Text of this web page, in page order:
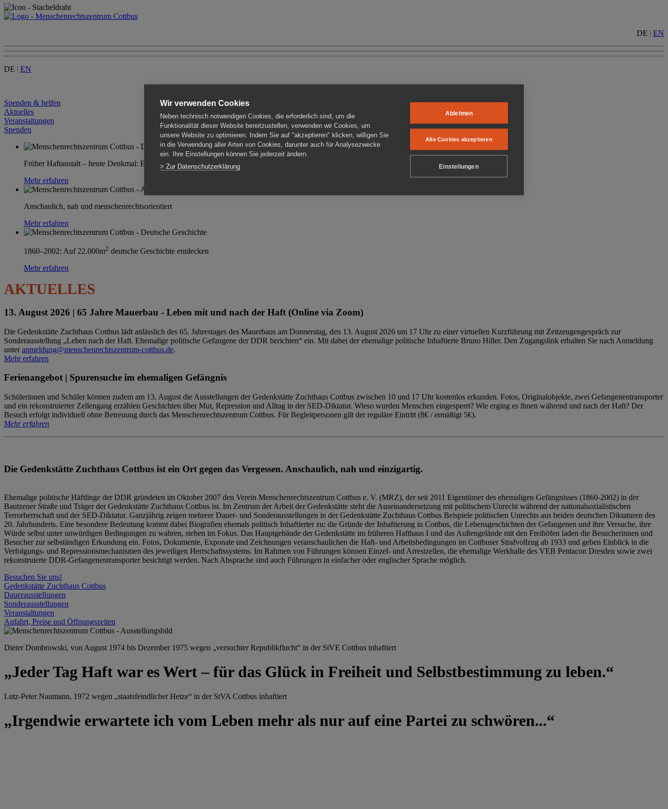
DE | EN
DE | EN
Spenden & helfen
Aktuelles
Veranstaltungen
Spenden
Früher Haftanstalt – heute Denkmal: Einen Ort im Wandel erleben
Mehr erfahren
Anschaulich, nah und menschenrechtsorientiert
Mehr erfahren
1860–2002: Auf 22.000m2 deutsche Geschichte entdecken
Mehr erfahren
AKTUELLES
13. August 2026 | 65 Jahre Mauerbau - Leben mit und nach der Haft (Online via Zoom)
Die Gedenkstätte Zuchthaus Cottbus lädt anlässlich des 65. Jahrestages des Mauerbaus am Donnerstag, den 13. August 2026 um 17 Uhr zu einer virtuellen Kurzführung mit Zeitzeugengespräch zur
Sonderausstellung „Leben nach der Haft. Ehemalige politische Gefangene der DDR berichten“ ein. Mit dabei der ehemalige politische Inhaftierte Bruno Hiller. Den Zugangslink erhalten Sie nach Anmeldung
unteranmeldung@menschenrechtszentrum-cottbus.de.
Mehr erfahren
Ferienangebot | Spurensuche im ehemaligen Gefängnis
Schülerinnen und Schüler können zudem am 13. August die Ausstellungen der Gedenkstätte Zuchthaus Cottbus zwischen 10 und 17 Uhr kostenlos erkunden. Fotos, Originalobjekte, zwei Gefangenentransporter
und ein rekonstruierter Zellengang erzählen Geschichten über Mut, Repression und Alltag in der SED-Diktatur. Wieso wurden Menschen eingesperrt? Wie erging es ihnen während und nach der Haft? Der
Besuch erfolgt individuell ohne Betreuung durch das Menschenrechtszentrum Cottbus. Für Begleitpersonen gilt der reguläre Eintritt (8€ / ermäßigt 5€).
Mehr erfahren
Die Gedenkstätte Zuchthaus Cottbus ist ein Ort gegen das Vergessen. Anschaulich, nah und einzigartig.
Ehemalige politische Häftlinge der DDR gründeten im Oktober 2007 den Verein Menschenrechtszentrum Cottbus e. V. (MRZ), der seit 2011 Eigentümer des ehemaligen Gefängnisses (1860-2002) in der
Bautzener Straße und Träger der Gedenkstätte Zuchthaus Cottbus ist. Im Zentrum der Arbeit der Gedenkstätte steht die Auseinandersetzung mit politischem Unrecht während der nationalsozialistischen
Terrorherrschaft und der SED-Diktatur. Ganzjährig zeigen mehrere Dauer- und Sonderausstellungen in der Gedenkstätte Zuchthaus Cottbus Beispiele politischen Unrechts aus beiden deutschen Diktaturen des
20. Jahrhunderts. Eine besondere Bedeutung kommt dabei Biografien ehemals politisch Inhaftierter zu: die Gründe der Inhaftierung in Cottbus, die Lebensgeschichten der Gefangenen und ihre Versuche, ihre
Würde selbst unter unwürdigen Bedingungen zu wahren, stehen im Fokus. Das Hauptgebäude der Gedenkstätte im früheren Hafthaus I und das Außengelände mit den Freihöfen laden die Besucherinnen und
Besucher zur selbständigen Erkundung ein. Fotos, Dokumente, Exponate und Zeichnungen veranschaulichen die Haft- und Arbeitsbedingungen im Cottbuser Strafvollzug ab 1933 und geben Einblick in die
Verfolgungs- und Repressionsmechanismen des jeweiligen Herrschaftssystems. Im Rahmen von Führungen können Einzel- und Arrestzellen, die ehemalige Werkhalle des VEB Pentacon Dresden sowie zwei
rekonstruierte DDR-Gefangenentransporter besichtigt werden. Nach Absprache sind auch Führungen in einfacher oder englischer Sprache möglich.
Besuchen Sie uns!
Gedenkstätte Zuchthaus Cottbus
Dauerausstellungen
Sonderausstellungen
Veranstaltungen
Anfahrt, Preise und Öffnungszeiten
Dieter Dombrowski, von August 1974 bis Dezember 1975 wegen „versuchter Republikflucht“ in der StVE Cottbus inhaftiert
„Jeder Tag Haft war es Wert – für das Glück in Freiheit und Selbstbestimmung zu leben.“
Lutz-Peter Naumann, 1972 wegen „staatsfeindlicher Hetze“ in der StVA Cottbus inhaftiert
„Irgendwie erwartete ich vom Leben mehr als nur auf eine Partei zu schwören...“
Wir verwenden Cookies
Neben technisch notwendigen Cookies, die erforderlich sind, um die
Funktionalität dieser Website bereitzustellen, verwenden wir Cookies, um
unsere Website zu optimieren. Indem Sie auf "akzeptieren" klicken, willigen Sie
in die Verwendung aller Arten von Cookies, darunter auch für Analysezwecke
ein. Ihre Einstellungen können Sie jederzeit ändern.
> Zur Datenschutzerklärung
Ablehnen
Alle Cookies akzeptieren
Einstellungen